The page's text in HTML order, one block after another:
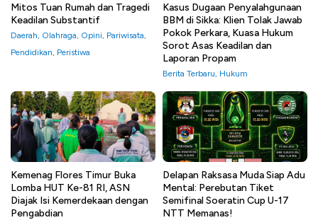
Mitos Tuan Rumah dan Tragedi
Keadilan Substantif
Daerah, Olahraga, Opini, Pariwisata,
Pendidikan, Peristiwa
Kasus Dugaan Penyalahgunaan
BBM di Sikka: Klien Tolak Jawab
Pokok Perkara, Kuasa Hukum
Sorot Asas Keadilan dan
Laporan Propam
Berita Terbaru, Hukum
Kemenag Flores Timur Buka
Lomba HUT Ke-81 RI, ASN
Diajak Isi Kemerdekaan dengan
Pengabdian
Delapan Raksasa Muda Siap Adu
Mental: Perebutan Tiket
Semifinal Soeratin Cup U-17
NTT Memanas!